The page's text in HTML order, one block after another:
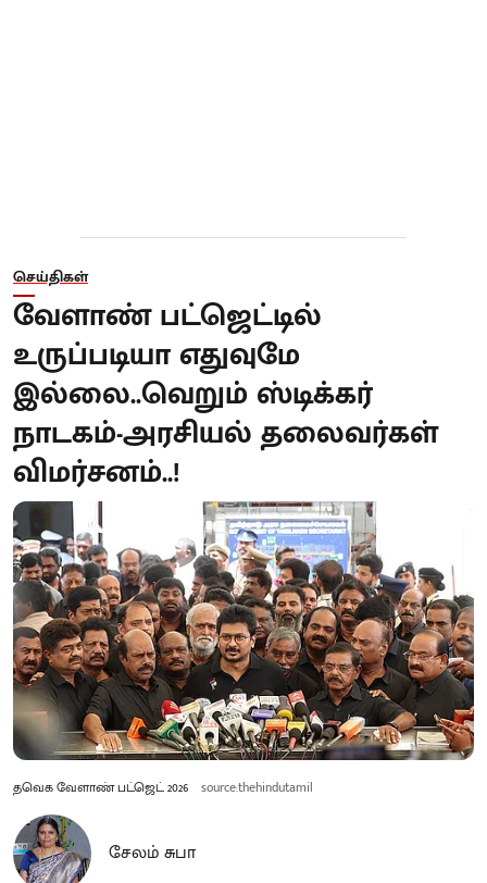
செய்திகள்
வேளாண் பட்ஜெட்டில்
உருப்படியா எதுவுமே
இல்லை..வெறும் ஸ்டிக்கர்
நாடகம்-அரசியல் தலைவர்கள்
விமர்சனம்..!
தவெக வேளாண் பட்ஜெட் 2026 source:thehindutamil
சேலம் சுபா